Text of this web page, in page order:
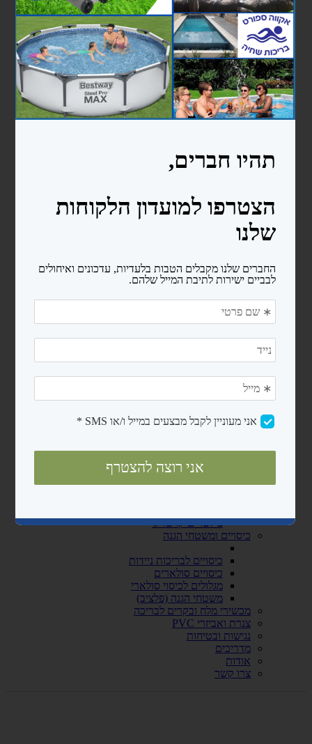
נגישות ובטיחות
מדריכים
אודות
צרו קשר
עוד...
בריכות מלבניות
בריכות עגולות
בריכות פוליאתילן
כימיקלים
אביזרי ניקיון לבריכות שחיה
סולמות ומעקות
מעקות
חימום המים
משאבות לבריכות ניידות
קיטים משאבה + מסנן חול
שואבים
פילטרים ומסננים
פילטרים קרטריג'
כיסויים ומשטחי הגנה
כיסויים לבריכות ניידות
כיסויים סולארים
מגלולים לכיסוי סולארי
משטחי הגנה (פלציב)
מכשירי מלח ובקרים לבריכה
צנרת ואביזרי PVC
נגישות ובטיחות
מדריכים
אודות
צרו קשר